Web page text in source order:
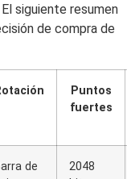
El siguiente resumen
de compra de
Puntos
fuertes
de
2048